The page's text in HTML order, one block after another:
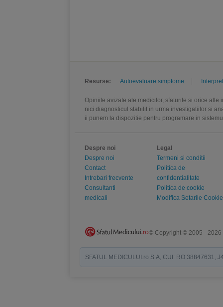
Resurse: Autoevaluare simptome
Opiniile avizate ale medicilor, sfaturile si orice
nici diagnosticul stabilit in urma investigatiilor si
ii punem la dispozitie pentru programare in
Despre noi
Despre noi
Contact
Intrebari frecvente
Consultanti
medicali
Legal
Termeni si conditii
Politica de
confidentialitate
Politica de cookie
Modifica Setarile Cookie
© Copyright © 2005 - 2026
SFATUL MEDICULUI.ro S.A, CUI: RO 38847631,